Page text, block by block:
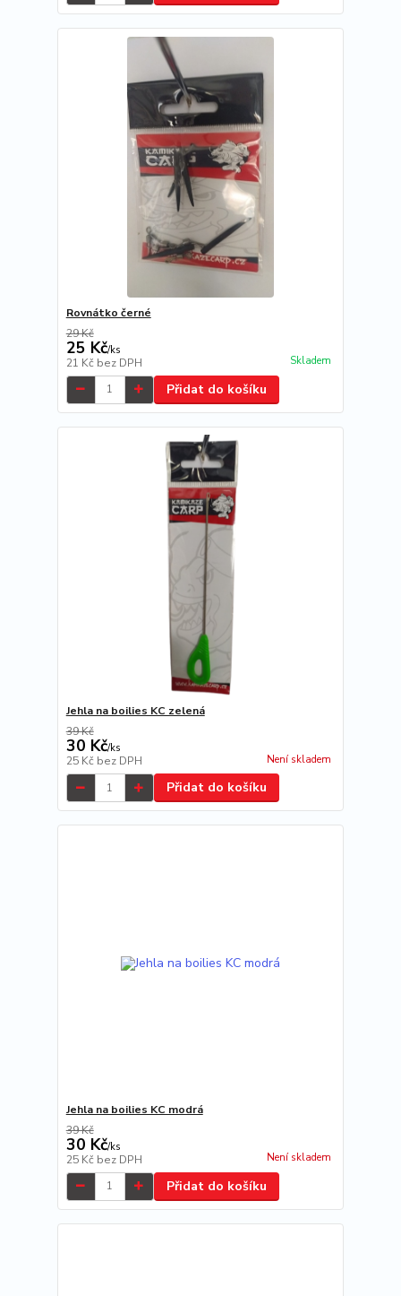
Rovnátko černé
29 Kč
25 Kč/ks
21 Kč bez DPH Skladem
Přidat do košíku
Jehla na boilies KC zelená
39 Kč
30 Kč/ks
25 Kč bez DPH Není skladem
Přidat do košíku
Jehla na boilies KC modrá
39 Kč
30 Kč/ks
25 Kč bez DPH Není skladem
Přidat do košíku